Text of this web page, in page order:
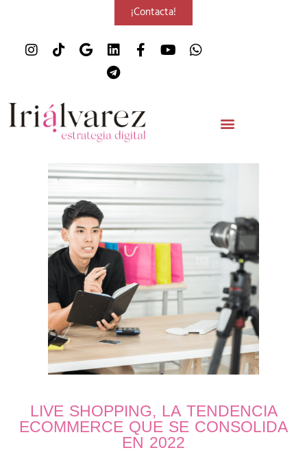
¡Contacta!
LIVE SHOPPING, LA TENDENCIA
ECOMMERCE QUE SE CONSOLIDA
EN 2022